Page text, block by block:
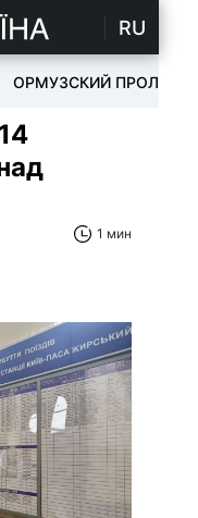
RU
ОРМУЗСКИЙ ПРОЛИВ
1 мин